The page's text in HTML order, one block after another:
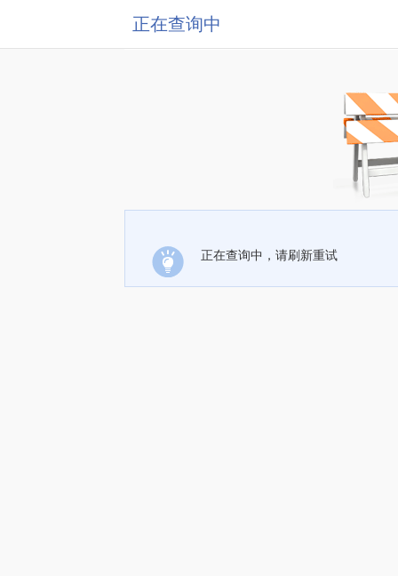
正在查询中
正在查询中，请刷新重试